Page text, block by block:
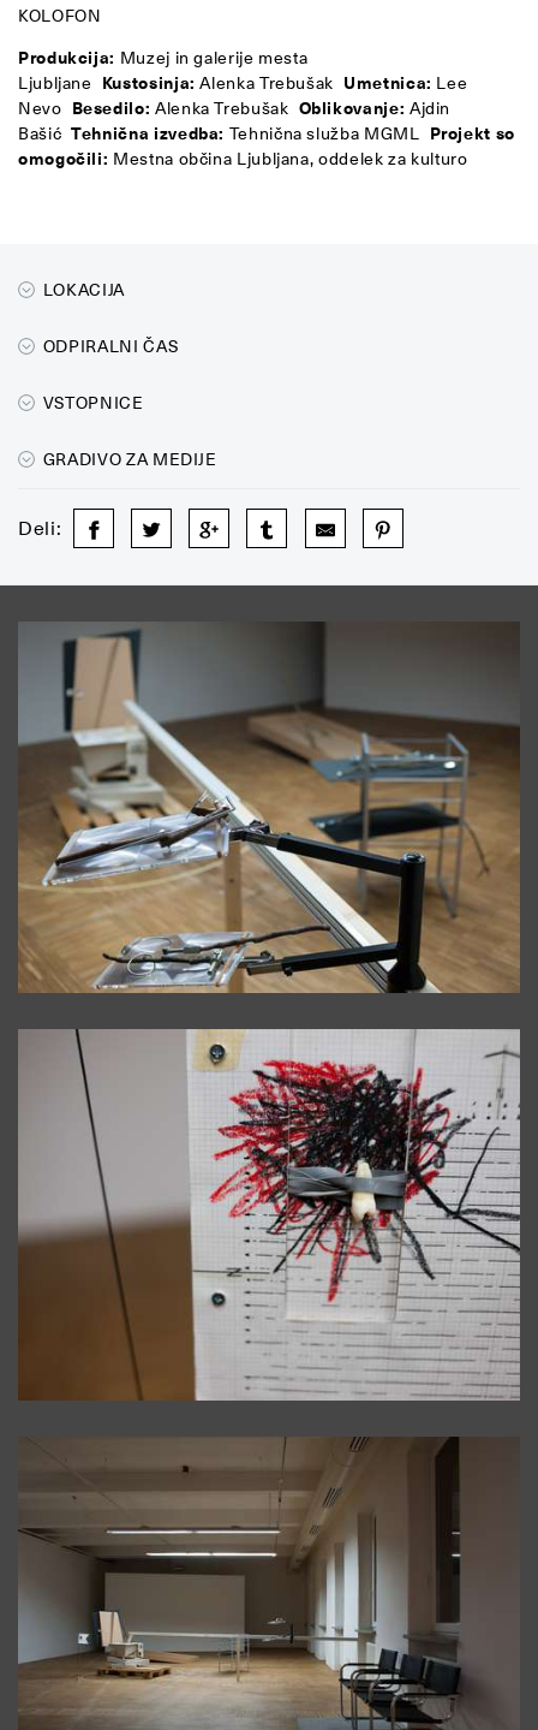
KOLOFON
Produkcija: Muzej in galerije mesta
Ljubljane Kustosinja:Alenka Trebušak Umetnica: Lee
Nevo Besedilo: Alenka Trebušak Oblikovanje: Ajdin
Bašić Tehnična izvedba: Tehnična služba MGML Projekt so
omogočili: Mestna občina Ljubljana, oddelek za kulturo
LOKACIJA
ODPIRALNI ČAS
VSTOPNICE
GRADIVO ZA MEDIJE
Deli: